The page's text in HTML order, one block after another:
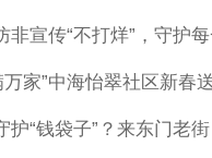
非宣传“不打烊”，守护
家”中海怡翠社区新春
护“钱袋子”？来东门老